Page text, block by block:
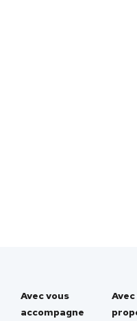
Avec vous
accompagne